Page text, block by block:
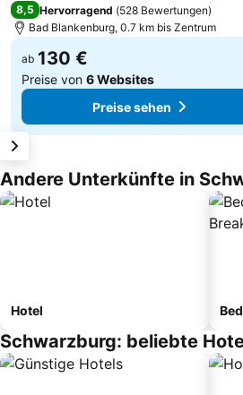
8,5 Hervorragend (528 Bewertungen)
Bad Blankenburg, 0.7 km bis Zentrum
ab 130 €
Preise von 6 Websites
Preise sehen
Andere Unterkünfte in
Hotel
Schwarzburg: beliebte